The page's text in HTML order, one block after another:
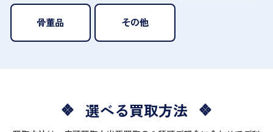
骨董品 その他
選べる買取方法